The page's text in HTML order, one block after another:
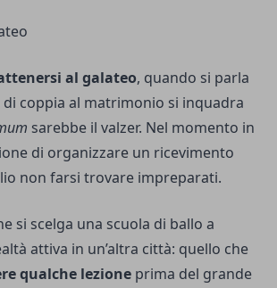
al galateo, quando si parla
coppia al matrimonio si inquadra
sarebbe il valzer. Nel momento in
di organizzare un ricevimento
non farsi trovare impreparati.
si scelga una scuola di ballo a
attiva in un’altra città: quello che
qualche lezione prima del grande